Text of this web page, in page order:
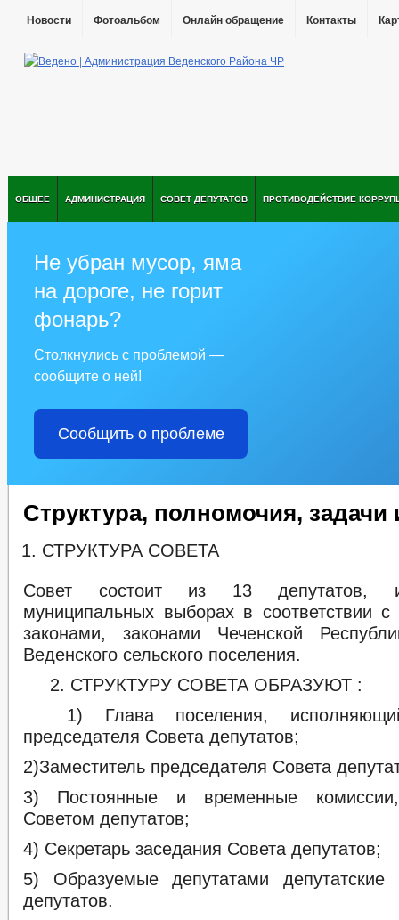
Новости Фотоальбом Онлайн обращение Контакты
ОБЩЕЕ АДМИНИСТРАЦИЯ СОВЕТ ДЕПУТАТОВ ПРОТИВОДЕЙСТВИЕ
Не убран мусор, яма
на дороге, не горит
фонарь?
Столкнулись с проблемой —
сообщите о ней!
Сообщить о проблеме
Структура, полномочия,
СТРУКТУРА СОВЕТА
Совет состоит из 13 депутатов,
муниципальных выборах в соответствии
законами, законами Чеченской
Веденского сельского поселения.
2. СТРУКТУРУ СОВЕТА ОБРАЗУЮТ :
1) Глава поселения,
председателя Совета депутатов;
2)Заместитель председателя Совета
3) Постоянные и временные
Советом депутатов;
4) Секретарь заседания Совета депутатов;
5) Образуемые депутатами депутатские
депутатов.